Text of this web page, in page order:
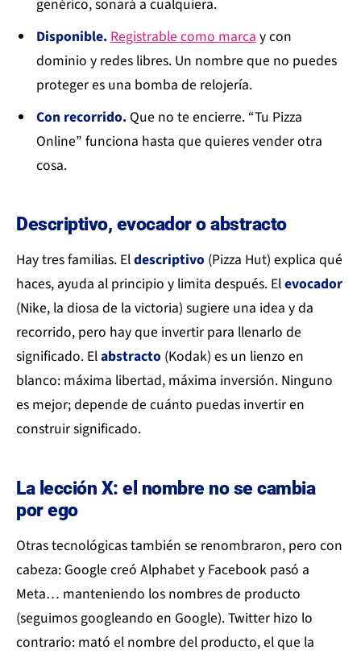
genérico, sonará a cualquiera.
Disponible. Registrable como marca y con
dominio y redes libres. Un nombre que no puedes
proteger es una bomba de relojería.
Con recorrido.Que no te encierre. “Tu Pizza
Online” funciona hasta que quieres vender otra
cosa.
Descriptivo, evocador o abstracto
Hay tres familias. Eldescriptivo (Pizza Hut) explica qué
haces, ayuda al principio y limita después. Elevocador
(Nike, la diosa de la victoria) sugiere una idea y da
recorrido, pero hay que invertir para llenarlo de
significado. Elabstracto (Kodak) es un lienzo en
blanco: máxima libertad, máxima inversión. Ninguno
es mejor; depende de cuánto puedas invertir en
construir significado.
La lección X: el nombre no se cambia
por ego
Otras tecnológicas también se renombraron, pero con
cabeza: Google creó Alphabet y Facebook pasó a
Meta… manteniendo los nombres de producto
(seguimos googleando en Google). Twitter hizo lo
contrario: mató el nombre del producto, el que la